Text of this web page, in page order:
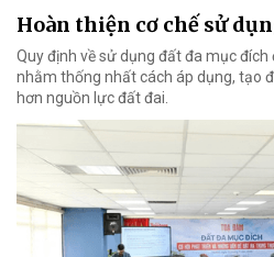
Hoàn thiện cơ chế sử
Quy định về sử dụng đất đa mục
nhằm thống nhất cách áp dụng, tạo
hơn nguồn lực đất đai.